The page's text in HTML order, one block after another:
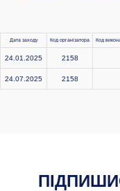
Дата заходу Код організатора Код
24.01.2025 2158
24.07.2025 2158